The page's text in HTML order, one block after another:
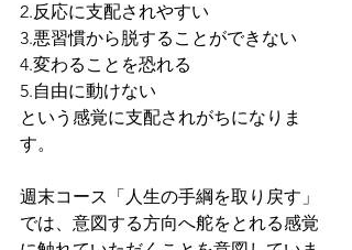
2.反応に支配されやすい
3.悪習慣から脱することができない
4.変わることを恐れる
5.自由に動けない
という感覚に支配されがちになりま
す。
週末コース「人生の手綱を取り戻す」
では、意図する方向へ舵をとれる感覚